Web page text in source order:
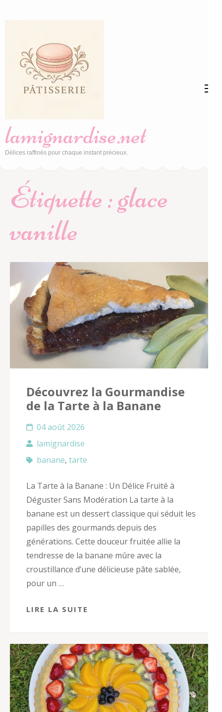
(Pressez
Entrée)
lamignardise.net
Délices raffinés pour chaque instant précieux.
Étiquette :glace
vanille
Découvrez la Gourmandise
de la Tarte à la Banane
04 août 2026
lamignardise
banane, tarte
La Tarte à la Banane : Un Délice Fruité à
Déguster Sans Modération La tarte à la
banane est un dessert classique qui séduit les
papilles des gourmands depuis des
générations. Cette douceur fruitée allie la
tendresse de la banane mûre avec la
croustillance d’une délicieuse pâte sablée,
pour un …
LIRE LA SUITE